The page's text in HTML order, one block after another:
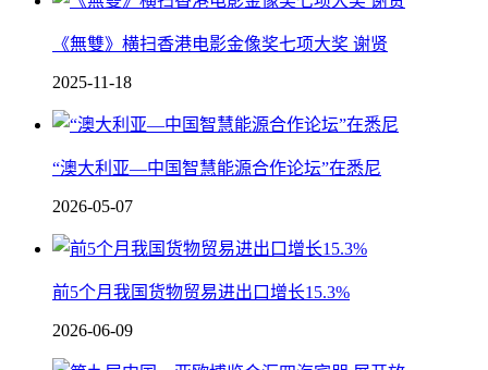
《無雙》横扫香港电影金像奖七项大奖 谢贤
2025-11-18
“澳大利亚—中国智慧能源合作论坛”在悉尼
2026-05-07
前5个月我国货物贸易进出口增长15.3%
2026-06-09